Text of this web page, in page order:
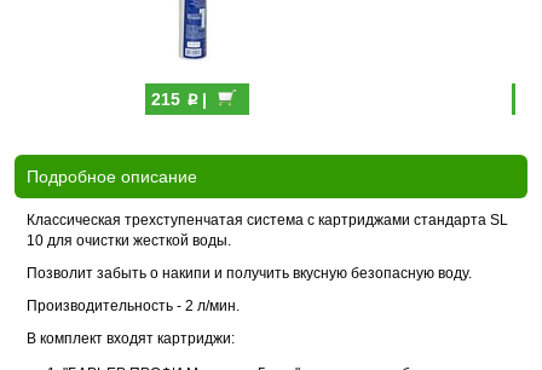
215 p|
Подробное описание
Классическая трехступенчатая система с картриджами стандарта SL
10 для очистки жесткой воды.
Позволит забыть о накипи и получить вкусную безопасную воду.
Производительность - 2 л/мин.
В комплект входят картриджи: